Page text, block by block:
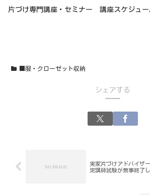
片づけ専門講座・セミナー 講座スケジュー
■服・クローゼット収納
シェアする
実家片づけアドバイザ
定講師試験が無事終了し